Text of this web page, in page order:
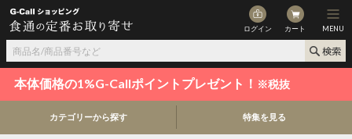
ログイン カート MENU
本体価格の1%G-Callポイントプレゼント！ ※税抜
カテゴリーから探す 特集を見る